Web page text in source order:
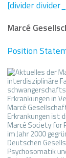
[divider
Marcé
Position